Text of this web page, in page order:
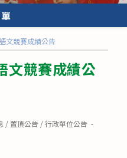
文競賽成績公告
文競賽成績公
/ 置頂公告 /行政單位公告